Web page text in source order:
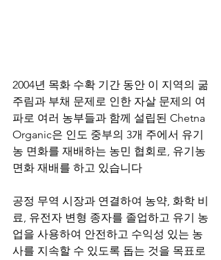
2004년 목화 수확 기간 동안 이 지역의 굶
주림과 부채 문제로 인한 자살 문제의 여
파로 여러 농부들과 함께 설립된 Chetna
Organic은 인도 중부의 3개 주에서 유기
농 면화를 재배하는 농민 협회로, 유기농
면화 재배를 하고 있습니다
공정 무역 시장과 연결하여 농약, 화학 비
료, 유전자 변형 종자를 졸업하고 유기 농
업을 사용하여 안전하고 수익성 있는 농
사를 지속할 수 있도록 돕는 것을 목표로